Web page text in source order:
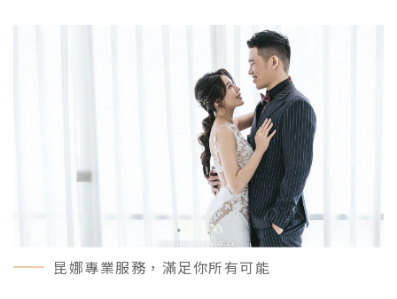
昆娜專業服務，滿足你所有可能